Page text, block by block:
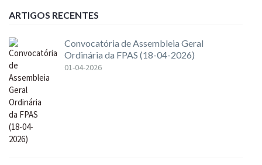
ARTIGOS RECENTES
Convocatória de Assembleia Geral
Ordinária da FPAS (18-04-2026)
01-04-2026